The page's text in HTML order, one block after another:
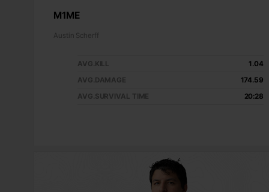
M1ME
Austin Scherff
AVG.KILL
1.04
AVG.DAMAGE
174.59
AVG.SURVIVAL TIME
20:28